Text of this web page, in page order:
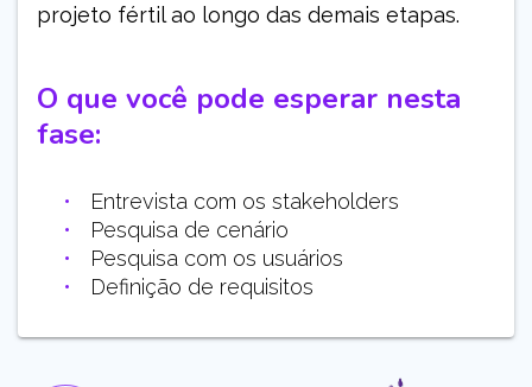
projeto fértil ao longo das demais etapas.
O que você pode esperar nesta
fase:
Entrevista com os stakeholders
Pesquisa de cenário
Pesquisa com os usuários
Definição de requisitos